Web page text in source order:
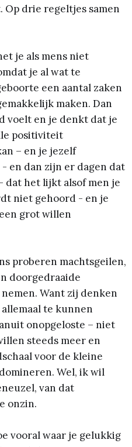
Op drie regeltjes samen
je als mens niet
je al wat te
een aantal zaken
maken. Dan
voelt en je denkt dat je
positiviteit
– en je jezelf
en dan zijn er dagen dat
dat het lijkt alsof men je
niet gehoord - en je
grot willen
proberen machtsgeilen,
doorgedraaide
Want zij denken
te kunnen
onopgeloste – niet
steeds meer en
voor de kleine
Wel, ik wil
van dat
onzin.
vooral waar je gelukkig